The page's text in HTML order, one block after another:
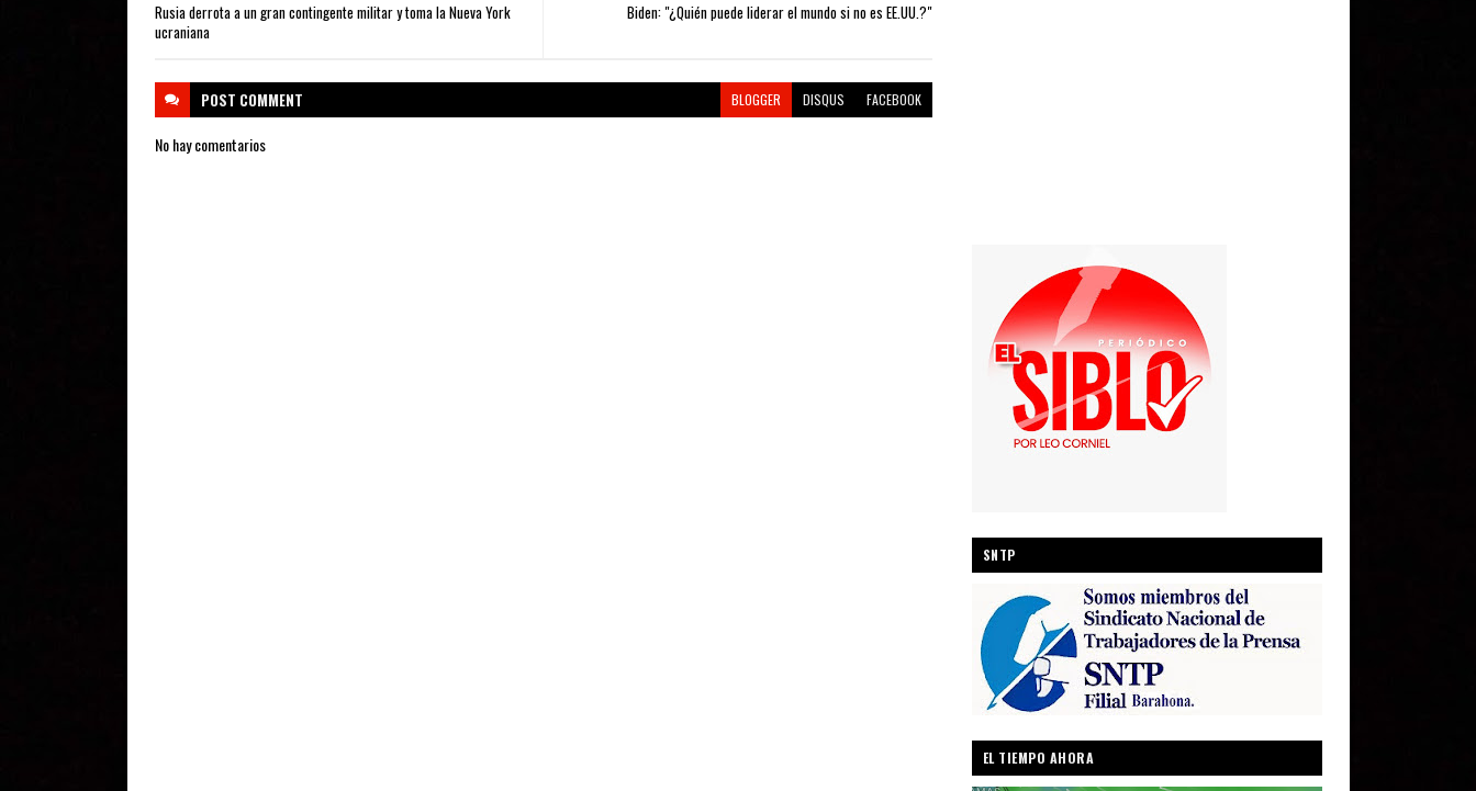
Biden: "¿Quién puede liderar el mundo si no es EE.UU.?"
Rusia derrota a un gran contingente militar y toma la Nueva York
ucraniana
POST COMMENT BLOGGER DISQUS FACEBOOK
No hay comentarios
SNTP
EL TIEMPO AHORA